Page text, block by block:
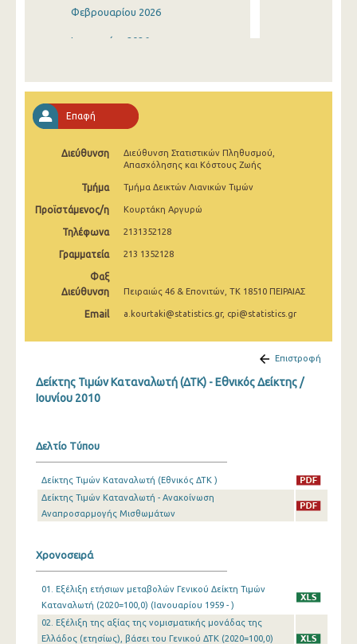
Φεβρουαρίου 2026
Ιανουαρίου 2026
Οκτωβρίου 2025
Σεπτεμβρίου 2025
Αυγούστου 2025
Ιουλίου 2025
Μαΐου 2025
Απριλίου 2025
Ιανουαρίου 2025
Νοεμβρίου 2024
Σεπτεμβρίου 2024
Ιουλίου 2024
Ιουνίου 2024
Μαΐου 2024
Επαφή
Διεύθυνση
Διεύθυνση Στατιστικών Πληθυσμού,
Απασχόλησης και Κόστους Ζωής
Τμήμα Τμήμα Δεικτών Λιανικών Τιμών
Προϊστάμενος/η Κουρτάκη Αργυρώ
Τηλέφωνα 2131352128
Γραμματεία 213 1352128
Φαξ
Διεύθυνση
Πειραιώς 46 & Επονιτών, ΤΚ 18510 ΠΕΙΡΑΙΑΣ
Email a.kourtaki@statistics.gr, cpi@statistics.gr
Επιστροφή
Δείκτης Τιμών Καταναλωτή (ΔΤΚ) - Εθνικός Δείκτης /
Ιουνίου 2010
Δελτίο Τύπου
Δείκτης Τιμών Καταναλωτή (Εθνικός ΔΤΚ )
Δείκτης Τιμών Καταναλωτή - Ανακοίνωση
Αναπροσαρμογής Μισθωμάτων
Χρονοσειρά
01. Εξέλιξη ετήσιων μεταβολών Γενικού Δείκτη Τιμών
Καταναλωτή (2020=100,0) (Ιανουαρίου 1959 - )
02. Εξέλιξη της αξίας της νομισματικής μονάδας της
Ελλάδος (ετησίως), βάσει του Γενικού ΔΤΚ (2020=100,0)